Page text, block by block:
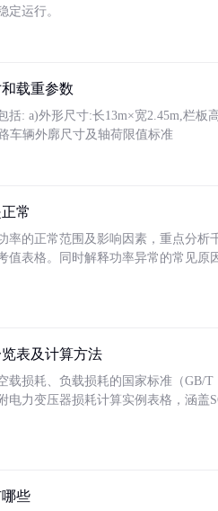
定运行。
载重参数
括: a)外形尺寸:长13m×宽2.45m,栏板
车辆外廓尺寸及轴荷限值标准
常
率的正常范围及影响因素，重点分析
值表格。同时解释功率异常的常见
表及计算方法
载损耗、负载损耗的国家标准（GB/
电力变压器损耗计算实例表格，涵盖
些